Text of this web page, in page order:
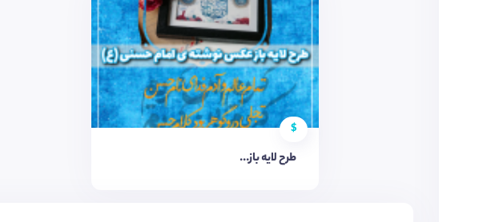
$
طرح لایه باز...